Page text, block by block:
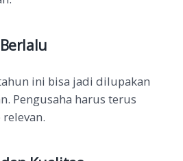
ini bisa jadi dilupakan
Pengusaha harus terus